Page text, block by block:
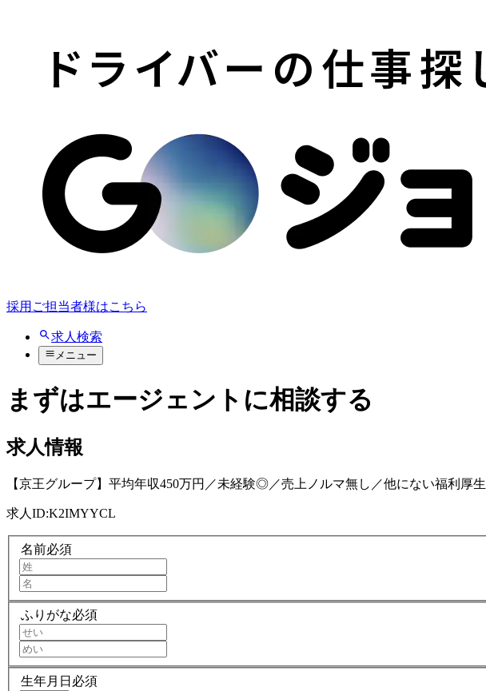
採用ご担当者様はこちら
求人検索
メニュー
まずはエージェントに相談する
求人情報
【京王グループ】平均年収450万円／未経験◎／売上ノルマ無し／他にない福利厚生
求人ID:K2IMYYCL
名前必須
ふりがな必須
生年月日 必須